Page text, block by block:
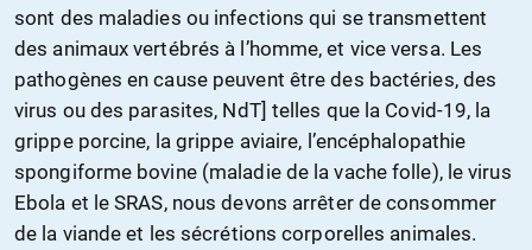
sont des maladies ou infections qui se transmettent
des animaux vertébrés à l’homme, et vice versa. Les
pathogènes en cause peuvent être des bactéries, des
virus ou des parasites, NdT] telles que la Covid-19, la
grippe porcine, la grippe aviaire, l’encéphalopathie
spongiforme bovine (maladie de la vache folle), le virus
Ebola et le SRAS, nous devons arrêter de consommer
de la viande et les sécrétions corporelles animales.